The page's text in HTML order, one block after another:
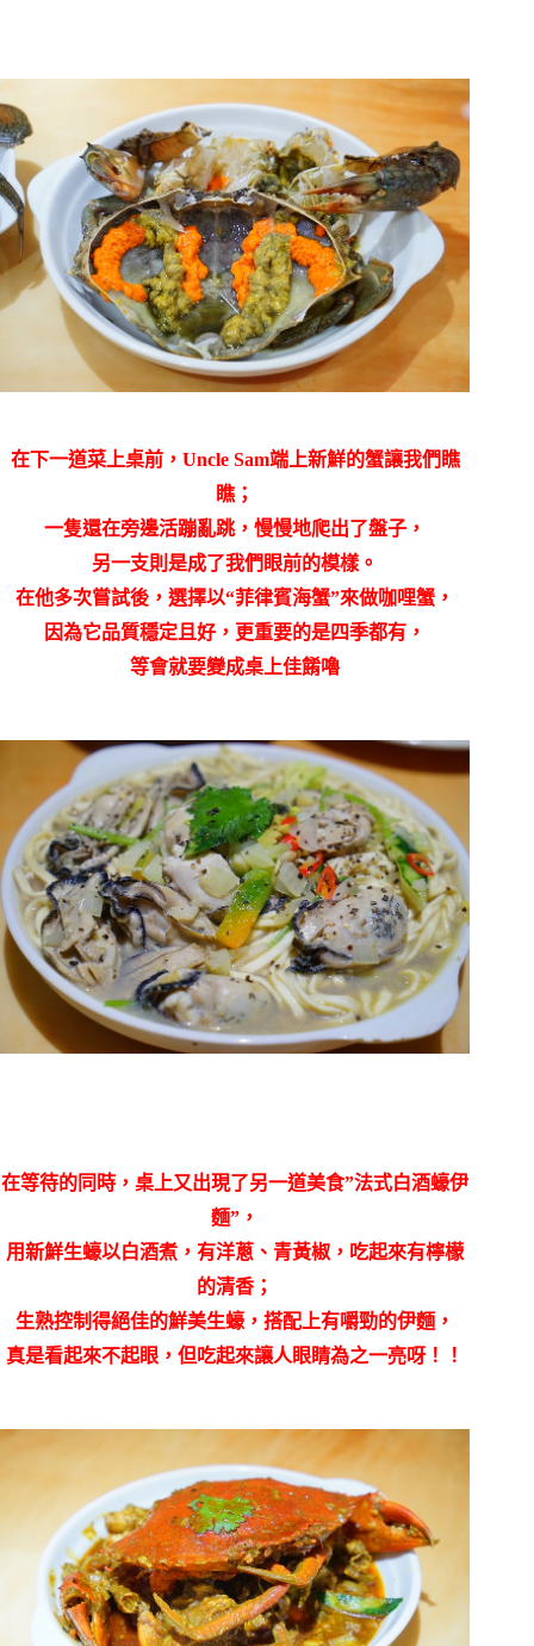
在下一道菜上桌前， Uncle Sam端上新鮮的蟹讓我們瞧
瞧；
一隻還在旁邊活蹦亂跳，慢慢地爬出了盤子，
另一支則是成了我們眼前的模樣。
在他多次嘗試後，選擇以“菲律賓海蟹”來做咖哩蟹，
因為它品質穩定且好，更重要的是四季都有，
等會就要變成桌上佳餚嚕
在等待的同時，桌上又出現了另一道美食”法式白酒蠔伊
麵”，
用新鮮生蠔以白酒煮，有洋蔥、青黃椒，吃起來有檸檬
的清香；
生熟控制得絕佳的鮮美生蠔，搭配上有嚼勁的伊麵，
真是看起來不起眼，但吃起來讓人眼睛為之一亮呀！！